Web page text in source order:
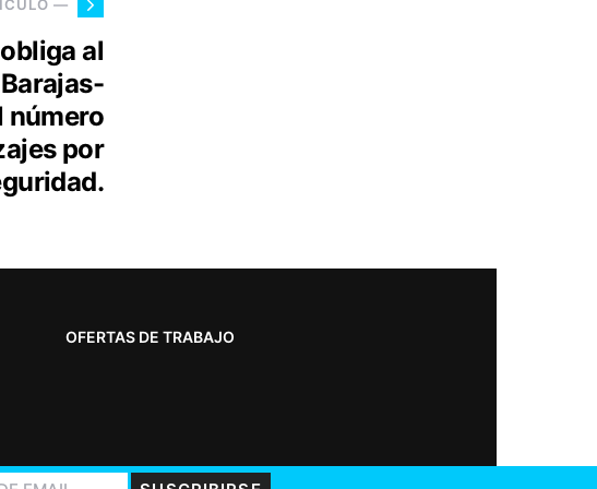
—
al
número
por
OFERTAS DE TRABAJO